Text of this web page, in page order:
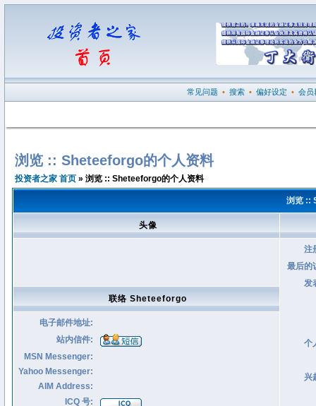
常见问题 • 搜索 • 偏好设定 • 会员
浏览 :: Sheteeforgo的个人资料
投资者之家 首页 » 浏览 :: Sheteeforgo的个人资料
浏览 ::
头像
注
最后的
发
个
兴
联络 Sheteeforgo
电子邮件地址:
站内信件:
MSN Messenger:
Yahoo Messenger:
AIM Address:
ICQ 号: